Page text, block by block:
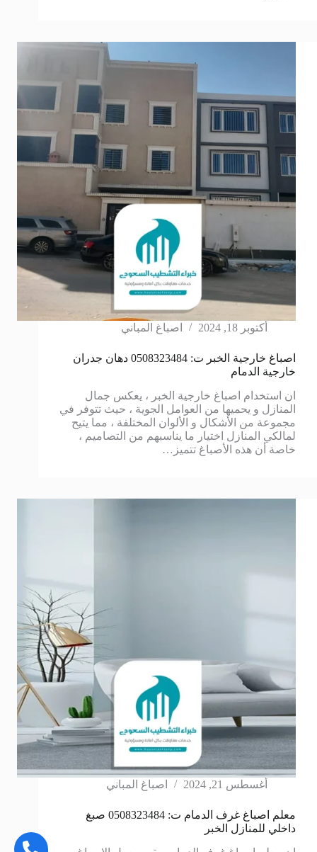
أكتوبر 18, 2024 اصباغ المباني
اصباغ خارجية الخبر ت: 0508323484 دهان جدران
خارجية الدمام
ان استخدام اصباغ خارجية الخبر ، يعكس جمال
المنازل و يحميها من العوامل الجوية ، حيث تتوفر في
مجموعة من الأشكال و الألوان المختلفة ، مما يتيح
لمالكي المنازل اختيار ما يناسبهم من التصاميم ،
خاصة أن هذه الأصباغ تتميز…
أغسطس 21, 2024 اصباغ المباني
معلم اصباغ غرف الدمام ت: 0508323484 صبغ
داخلي للمنازل الخبر